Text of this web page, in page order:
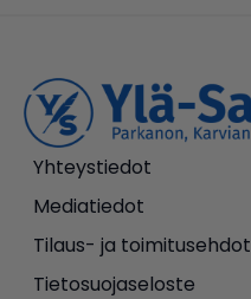
Yhteystiedot
Mediatiedot
Tilaus- ja toimitusehdot
Tietosuojaseloste